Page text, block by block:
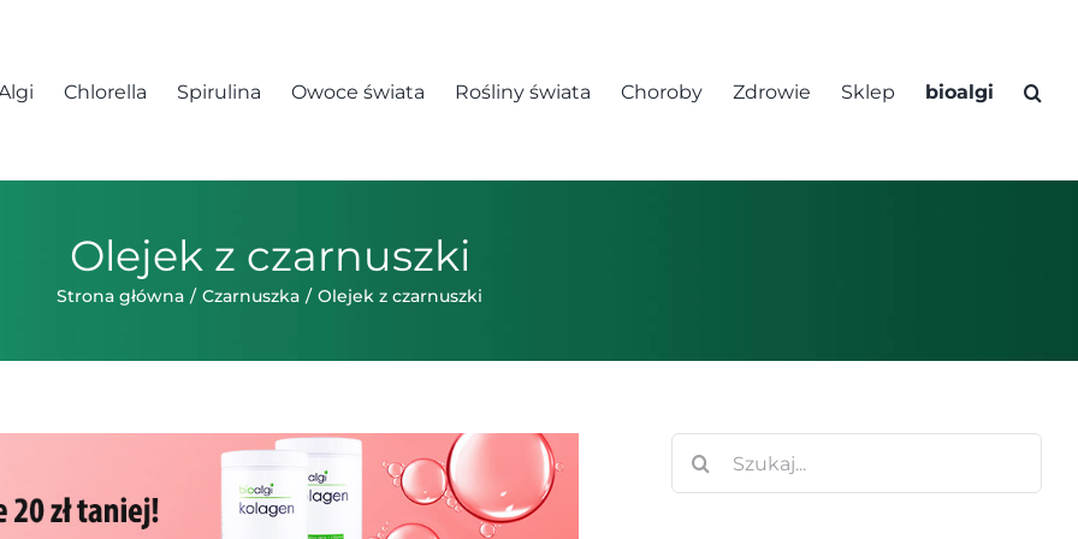
Chlorella Spirulina Owoce świata Rośliny świata Choroby Zdrowie Sklep bioalgi
Olejek z czarnuszki
Strona główna Czarnuszka Olejek z czarnuszki